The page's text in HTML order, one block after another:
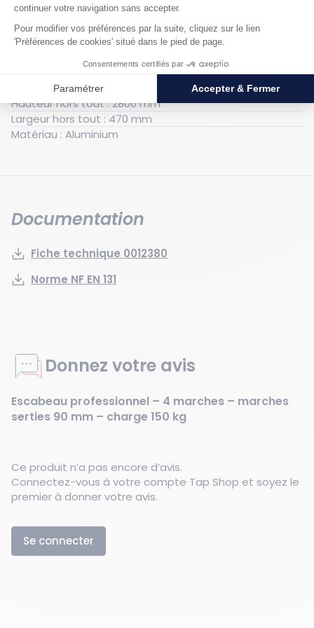
Caractéristiques techniques
Générales
Capacité de charge statique : 150 kg
Hauteur hors tout : 2800 mm
Largeur hors tout : 470 mm
Matériau : Aluminium
Documentation
Fiche technique 0012380
Norme NF EN 131
Donnez votre avis
Escabeau professionnel – 4 marches – marches
serties 90 mm – charge 150 kg
Ce produit n’a pas encore d’avis.
Connectez-vous à votre compte Tap Shop et soyez le
premier à donner votre avis.
Se connecter